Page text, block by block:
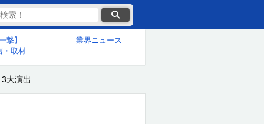
撃】
・取材
業界ニュース
大演出